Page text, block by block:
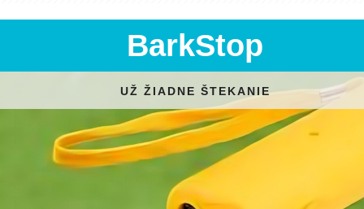
BarkStop
UŽ ŽIADNE ŠTEKANIE